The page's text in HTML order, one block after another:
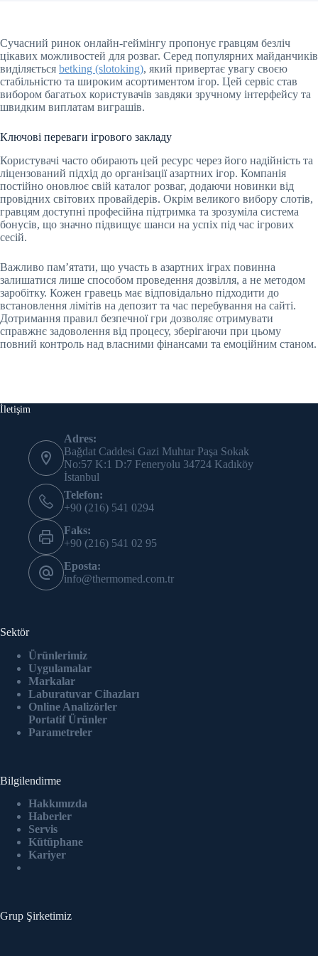
Сучасний ринок онлайн-геймінгу пропонує гравцям безліч
цікавих можливостей для розваг. Серед популярних майданчиків
виділяється betking (slotoking), який привертає увагу своєю
стабільністю та широким асортиментом ігор. Цей сервіс став
вибором багатьох користувачів завдяки зручному інтерфейсу та
швидким виплатам виграшів.
Ключові переваги ігрового закладу
Користувачі часто обирають цей ресурс через його надійність та
ліцензований підхід до організації азартних ігор. Компанія
постійно оновлює свій каталог розваг, додаючи новинки від
провідних світових провайдерів. Окрім великого вибору слотів,
гравцям доступні професійна підтримка та зрозуміла система
бонусів, що значно підвищує шанси на успіх під час ігрових
сесій.
Важливо пам’ятати, що участь в азартних іграх повинна
залишатися лише способом проведення дозвілля, а не методом
заробітку. Кожен гравець має відповідально підходити до
встановлення лімітів на депозит та час перебування на сайті.
Дотримання правил безпечної гри дозволяє отримувати
справжнє задоволення від процесу, зберігаючи при цьому
повний контроль над власними фінансами та емоційним станом.
İletişim
Adres:
Bağdat Caddesi Gazi Muhtar Paşa Sokak
No:57 K:1 D:7 Feneryolu 34724 Kadıköy
İstanbul
Telefon:
+90 (216) 541 0294
Faks:
+90 (216) 541 02 95
Eposta:
info@thermomed.com.tr
Sektör
Ürünlerimiz
Uygulamalar
Markalar
Laburatuvar Cihazları
Online Analizörler
Portatif Ürünler
Parametreler
Bilgilendirme
Hakkımızda
Haberler
Servis
Kütüphane
Kariyer
Grup Şirketimiz